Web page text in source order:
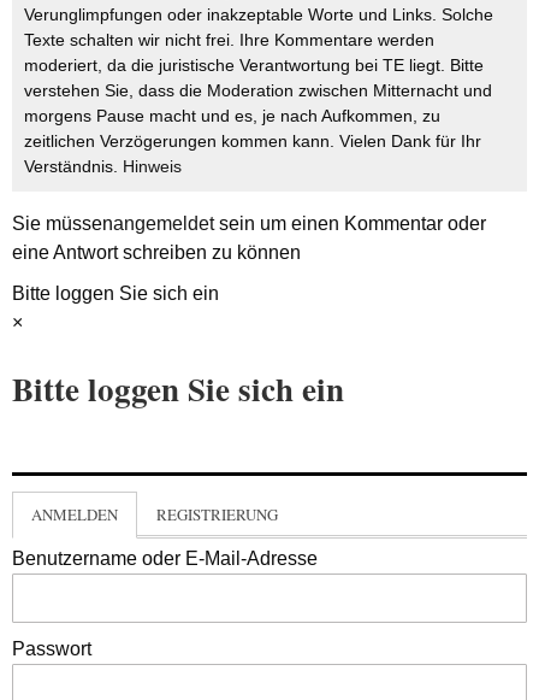
Verunglimpfungen oder inakzeptable Worte und Links. Solche
Texte schalten wir nicht frei. Ihre Kommentare werden
moderiert, da die juristische Verantwortung bei TE liegt. Bitte
verstehen Sie, dass die Moderation zwischen Mitternacht und
morgens Pause macht und es, je nach Aufkommen, zu
zeitlichen Verzögerungen kommen kann. Vielen Dank für Ihr
Verständnis. Hinweis
Sie müssenangemeldetsein um einen Kommentar oder
eine Antwort schreiben zu können
Bitte loggen Sie sich ein
×
Bitte loggen Sie sich ein
ANMELDEN REGISTRIERUNG
Benutzername oder E-Mail-Adresse
Passwort